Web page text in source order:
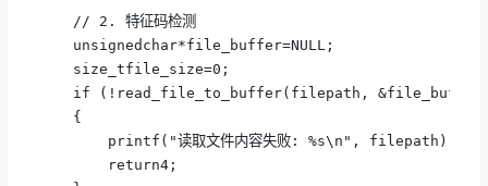
// 2. 特征码检测
unsignedchar*file_buffer=NULL;
size_tfile_size=0;
if (!read_file_to_buffer(filepath,
{
printf("读取文件内容失败: %s\n", filepath);
return4;